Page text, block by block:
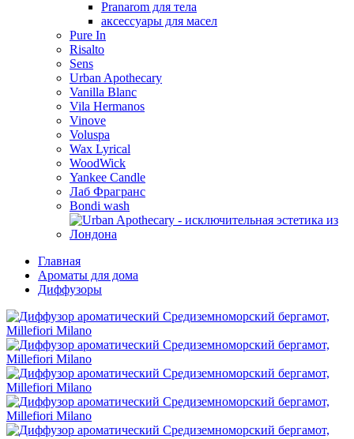
Pranarom для тела
аксессуары для масел
Pure In
Risalto
Sens
Urban Apothecary
Vanilla Blanc
Vila Hermanos
Vinove
Voluspa
Wax Lyrical
WoodWick
Yankee Candle
Лаб Фрагранс
Bondi wash
Главная
Ароматы для дома
Диффузоры